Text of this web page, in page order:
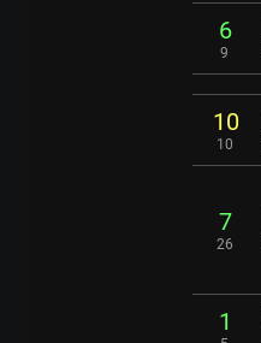
6
9
10
10
7
26
1